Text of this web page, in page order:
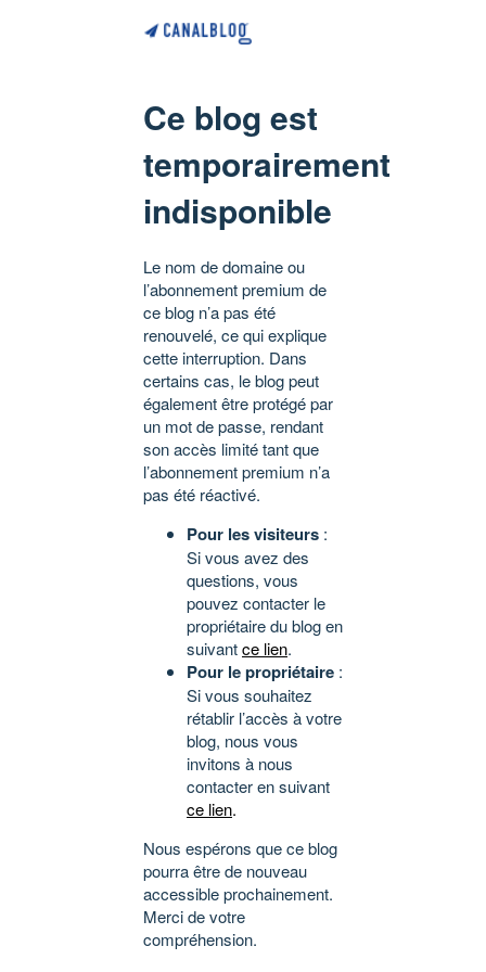
Ce blog est
temporairement
indisponible
Le nom de domaine ou
l’abonnement premium de
ce blog n’a pas été
renouvelé, ce qui explique
cette interruption. Dans
certains cas, le blog peut
également être protégé par
un mot de passe, rendant
son accès limité tant que
l’abonnement premium n’a
pas été réactivé.
Pour les visiteurs :
Si vous avez des
questions, vous
pouvez contacter le
propriétaire du blog en
suivantce lien.
Pour le propriétaire :
Si vous souhaitez
rétablir l’accès à votre
blog, nous vous
invitons à nous
contacter en suivant
ce lien.
Nous espérons que ce blog
pourra être de nouveau
accessible prochainement.
Merci de votre
compréhension.